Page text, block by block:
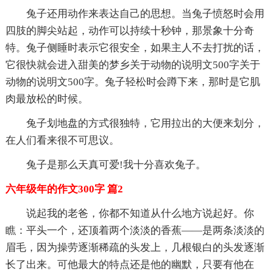
兔子还用动作来表达自己的思想。当兔子愤怒时会用
四肢的脚尖站起，动作可以持续十秒钟，那景象十分奇
特。兔子侧睡时表示它很安全，如果主人不去打扰的话，
它很快就会进入甜美的梦乡关于动物的说明文500字关于
动物的说明文500字。兔子轻松时会蹲下来，那时是它肌
肉最放松的时候。
兔子划地盘的方式很独特，它用拉出的大便来划分，
在人们看来很不可思议。
兔子是那么天真可爱!我十分喜欢兔子。
六年级年的作文300字 篇2
说起我的老爸，你都不知道从什么地方说起好。你
瞧：平头一个，还顶着两个淡淡的香蕉——是两条淡淡的
眉毛，因为操劳逐渐稀疏的头发上，几根银白的头发逐渐
长了出来。可他最大的特点还是他的幽默，只要有他在